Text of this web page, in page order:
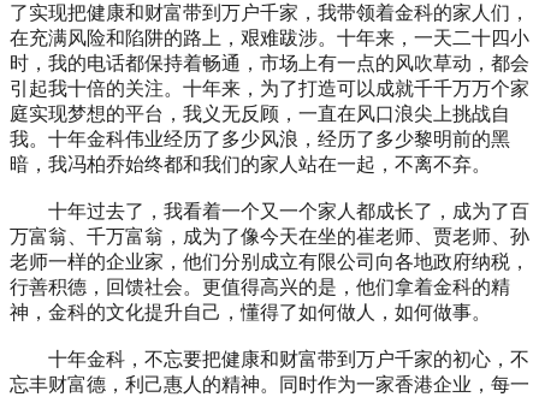
了实现把健康和财富带到万户千家，我带领着金科的家人们，
在充满风险和陷阱的路上，艰难跋涉。十年来，一天二十四小
时，我的电话都保持着畅通，市场上有一点的风吹草动，都会
引起我十倍的关注。十年来，为了打造可以成就千千万万个家
庭实现梦想的平台，我义无反顾，一直在风口浪尖上挑战自
我。十年金科伟业经历了多少风浪，经历了多少黎明前的黑
暗，我冯柏乔始终都和我们的家人站在一起，不离不弃。
十年过去了，我看着一个又一个家人都成长了，成为了百
万富翁、千万富翁，成为了像今天在坐的崔老师、贾老师、孙
老师一样的企业家，他们分别成立有限公司向各地政府纳税，
行善积德，回馈社会。更值得高兴的是，他们拿着金科的精
神，金科的文化提升自己，懂得了如何做人，如何做事。
十年金科，不忘要把健康和财富带到万户千家的初心，不
忘丰财富德，利己惠人的精神。同时作为一家香港企业，每一